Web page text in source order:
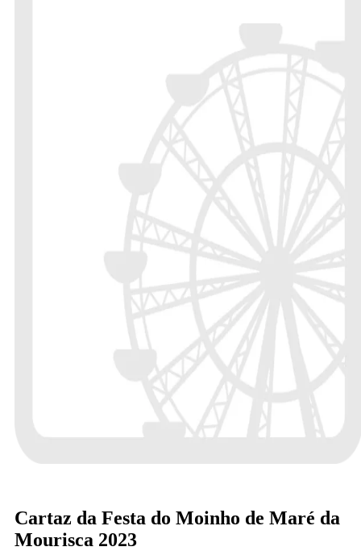
Cartaz da Festa do Moinho de Maré da
Mourisca 2023